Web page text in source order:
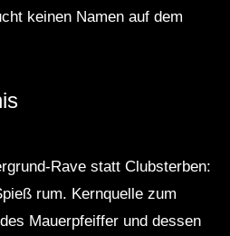
keinen Namen auf dem
Rave statt Clubsterben:
rum. Kernquelle zum
Mauerpfeiffer und dessen